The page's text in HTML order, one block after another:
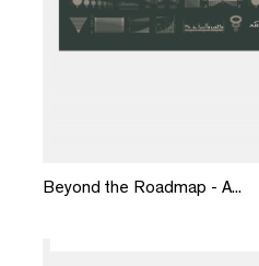
Beyond the Roadmap - A...